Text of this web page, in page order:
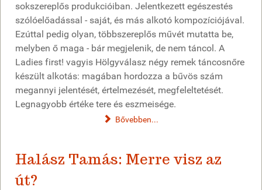
sokszereplős produkcióiban. Jelentkezett egészestés
szólóelőadással - saját, és más alkotó kompozíciójával.
Ezúttal pedig olyan, többszereplős művét mutatta be,
melyben ő maga - bár megjelenik, de nem táncol. A
Ladies first! vagyis Hölgyválasz négy remek táncosnőre
készült alkotás: magában hordozza a bűvös szám
megannyi jelentését, értelmezését, megfeleltetését.
Legnagyobb értéke tere és eszmeisége.
Bővebben...
Halász Tamás: Merre visz az
út?